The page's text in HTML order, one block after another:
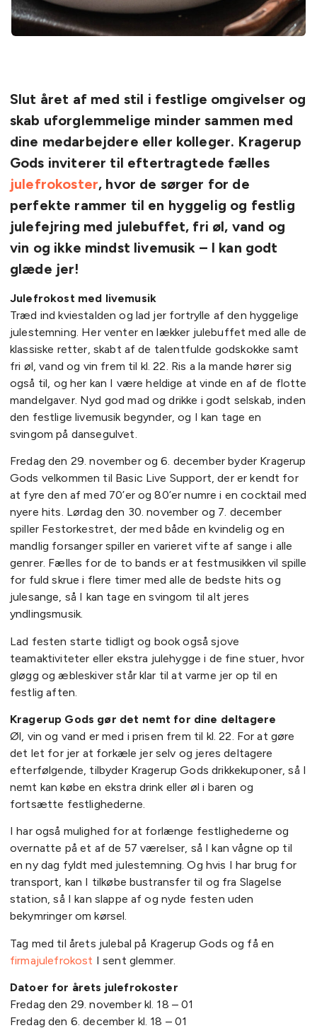
Slut året af med stil i festlige omgivelser og
skab uforglemmelige minder sammen med
dine medarbejdere eller kolleger. Kragerup
Gods inviterer til eftertragtede fælles
julefrokoster, hvor de sørger for de
perfekte rammer til en hyggelig og festlig
julefejring med julebuffet, fri øl, vand og
vin og ikke mindst livemusik – I kan godt
glæde jer!
Julefrokost med livemusik
Træd ind kviestalden og lad jer fortrylle af den hyggelige
julestemning. Her venter en lækker julebuffet med alle de
klassiske retter, skabt af de talentfulde godskokke samt
fri øl, vand og vin frem til kl. 22. Ris a la mande hører sig
også til, og her kan I være heldige at vinde en af de flotte
mandelgaver. Nyd god mad og drikke i godt selskab, inden
den festlige livemusik begynder, og I kan tage en
svingom på dansegulvet.
Fredag den 29. november og 6. december byder Kragerup
Gods velkommen til Basic Live Support, der er kendt for
at fyre den af med 70’er og 80’er numre i en cocktail med
nyere hits. Lørdag den 30. november og 7. december
spiller Festorkestret, der med både en kvindelig og en
mandlig forsanger spiller en varieret vifte af sange i alle
genrer. Fælles for de to bands er at festmusikken vil spille
for fuld skrue i flere timer med alle de bedste hits og
julesange, så I kan tage en svingom til alt jeres
yndlingsmusik.
Lad festen starte tidligt og book også sjove
teamaktiviteter eller ekstra julehygge i de fine stuer, hvor
gløgg og æbleskiver står klar til at varme jer op til en
festlig aften.
Kragerup Gods gør det nemt for dine deltagere
Øl, vin og vand er med i prisen frem til kl. 22. For at gøre
det let for jer at forkæle jer selv og jeres deltagere
efterfølgende, tilbyder Kragerup Gods drikkekuponer, så I
nemt kan købe en ekstra drink eller øl i baren og
fortsætte festlighederne.
I har også mulighed for at forlænge festlighederne og
overnatte på et af de 57 værelser, så I kan vågne op til
en ny dag fyldt med julestemning. Og hvis I har brug for
transport, kan I tilkøbe bustransfer til og fra Slagelse
station, så I kan slappe af og nyde festen uden
bekymringer om kørsel.
Tag med til årets julebal på Kragerup Gods og få en
firmajulefrokost I sent glemmer.
Datoer for årets julefrokoster
Fredag den 29. november kl. 18 – 01
Fredag den 6. december kl. 18 – 01